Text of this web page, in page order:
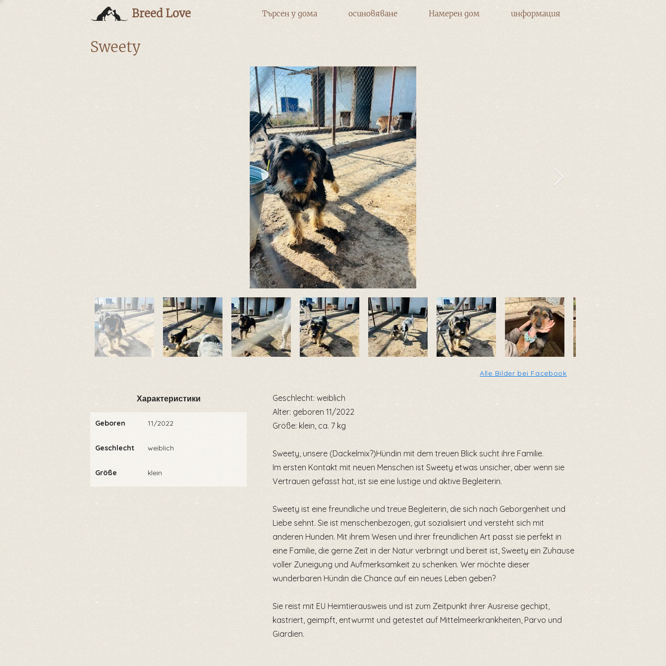
Breed Love Търсен у дома осиновяване Намерен дом информация
Sweety
Alle Bilder bei Facebook
Характеристики
Geboren 11/2022
Geschlecht weiblich
Größe klein
Geschlecht: weiblich
Alter: geboren 11/2022
Größe: klein, ca. 7 kg
Sweety, unsere (Dackelmix?)Hündin mit dem treuen Blick sucht ihre Familie.
Im ersten Kontakt mit neuen Menschen ist Sweety etwas unsicher, aber wenn sie
Vertrauen gefasst hat, ist sie eine lustige und aktive Begleiterin.
Sweety ist eine freundliche und treue Begleiterin, die sich nach Geborgenheit und
Liebe sehnt. Sie ist menschenbezogen, gut sozialisiert und versteht sich mit
anderen Hunden. Mit ihrem Wesen und ihrer freundlichen Art passt sie perfekt in
eine Familie, die gerne Zeit in der Natur verbringt und bereit ist, Sweety ein Zuhause
voller Zuneigung und Aufmerksamkeit zu schenken. Wer möchte dieser
wunderbaren Hündin die Chance auf ein neues Leben geben?
Sie reist mit EU Heimtierausweis und ist zum Zeitpunkt ihrer Ausreise gechipt,
kastriert, geimpft, entwurmt und getestet auf Mittelmeerkrankheiten, Parvo und
Giardien.